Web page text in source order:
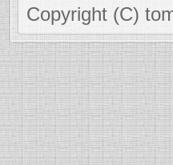
Copyright (C)